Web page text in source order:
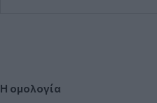
Η ομολογία